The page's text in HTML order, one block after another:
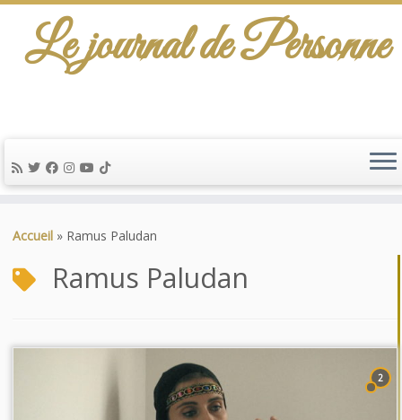
au
Le journal de Personne
Accueil » Ramus Paludan
Ramus Paludan
2